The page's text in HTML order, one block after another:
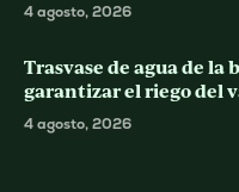
4 agosto, 2026
Trasvase de agua de la
garantizar el riego del
4 agosto, 2026